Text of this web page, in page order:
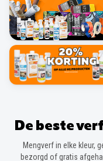
De beste
Mengverf in elke kleur,
bezorgd of gratis